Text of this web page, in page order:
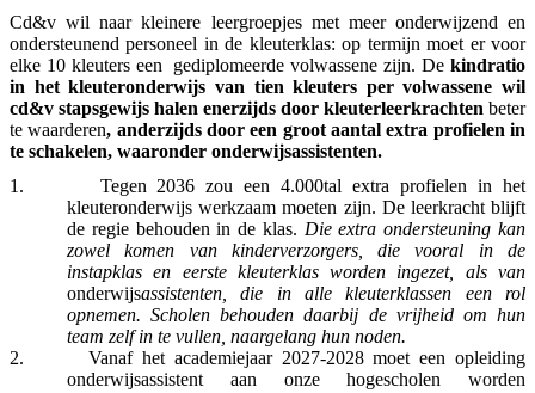
Cd&v wil naar kleinere leergroepjes met meer onderwijzend en
ondersteunend personeel in de kleuterklas: op termijn moet er voor
elke 10 kleuters een gediplomeerde volwassene zijn. De kindratio
in het kleuteronderwijs van tien kleuters per volwassene wil
cd&v stapsgewijs halen enerzijds door kleuterleerkrachten beter
te waarderen, anderzijds door een groot aantal extra profielen in
te schakelen, waaronder onderwijsassistenten.
1.
Tegen 2036 zou een 4.000tal extra profielen in het
kleuteronderwijs werkzaam moeten zijn. De leerkracht blijft
de regie behouden in de klas. Die extra ondersteuning kan
zowel komen van kinderverzorgers, die vooral in de
instapklas en eerste kleuterklas worden ingezet, als van
onderwijsassistenten, die in alle kleuterklassen een rol
opnemen. Scholen behouden daarbij de vrijheid om hun
team zelf in te vullen, naargelang hun noden.
2.
Vanaf het academiejaar 2027-2028 moet een opleiding
onderwijsassistent aan onze hogescholen worden